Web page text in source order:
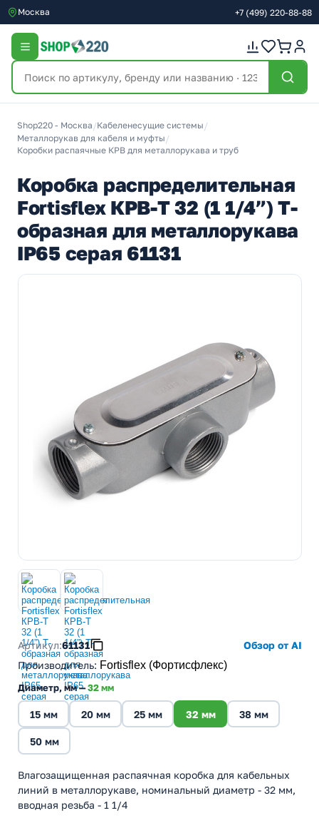
Москва +7 (499) 220-88-88
Shop220 - Москва /Кабеленесущие системы /
Металлорукав для кабеля и муфты /
Коробки распаячные КРВ для металлорукава и труб
Коробка распределительная
Fortisflex КРВ-Т 32 (1 1/4”) Т-
образная для металлорукава
IP65 серая 61131
Артикул:61131
Обзор от AI
Производитель: Fortisflex (Фортисфлекс)
Диаметр, мм —32 мм
15 мм 20 мм 25 мм 32 мм 38 мм
50 мм
Влагозащищенная распаячная коробка для кабельных
линий в металлорукаве, номинальный диаметр - 32 мм,
вводная резьба - 1 1/4